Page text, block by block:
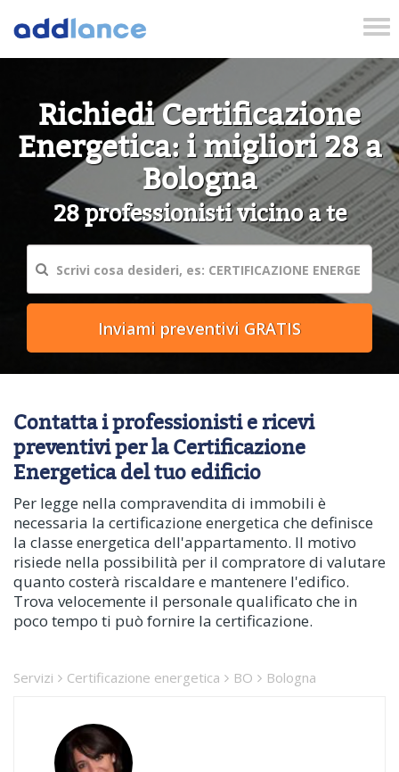
Richiedi Certificazione
Energetica: i migliori 28 a
Bologna
28 professionisti vicino a te
Contatta i professionisti e ricevi
preventivi per la Certificazione
Energetica del tuo edificio
Per legge nella compravendita di immobili è
necessaria la certificazione energetica che definisce
la classe energetica dell'appartamento. Il motivo
risiede nella possibilità per il compratore di valutare
quanto costerà riscaldare e mantenere l'edifico.
Trova velocemente il personale qualificato che in
poco tempo ti può fornire la certificazione.
Servizi Certificazione energetica BO Bologna